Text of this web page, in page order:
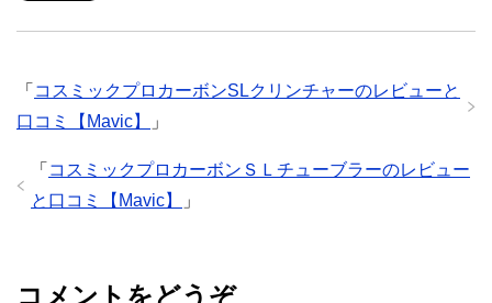
「 コスミックプロカーボンSLクリンチャーのレビューと
口コミ【Mavic】
」
「 コスミックプロカーボンＳＬチューブラーのレビュー
と口コミ【Mavic】
」
コメントをどうぞ